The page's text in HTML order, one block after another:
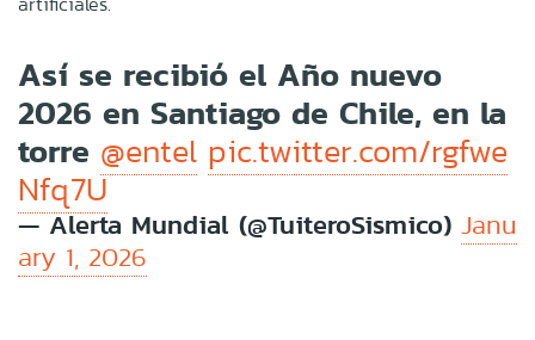
Así se recibió el Año nuevo
2026 en Santiago de Chile, en la
torre @entel pic.twitter.com/rgfwe
Nfq7U
— Alerta Mundial (@TuiteroSismico) Janu
ary 1, 2026